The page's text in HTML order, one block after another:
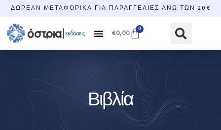
ΔΩΡΕΆΝ ΜΕΤΑΦΟΡΙΚΆ ΓΙΑ ΠΑΡΑΓΓΕΛΊΕΣ ΆΝΩ ΤΩΝ 20€
€0,00 0
Βιβλία